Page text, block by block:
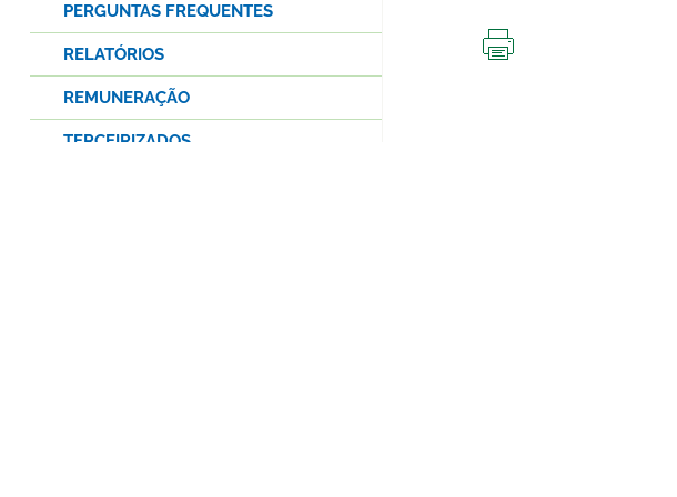
PERGUNTAS FREQUENTES
RELATÓRIOS
REMUNERAÇÃO
TERCEIRIZADOS